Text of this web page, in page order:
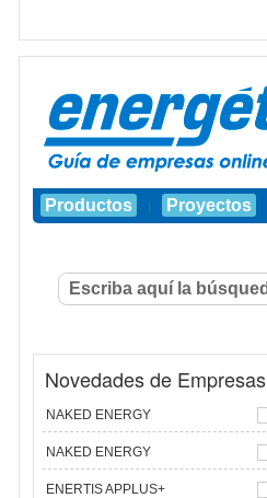
Productos | Proyectos
Novedades de Empresas
NAKED ENERGY
NAKED ENERGY
ENERTIS APPLUS+